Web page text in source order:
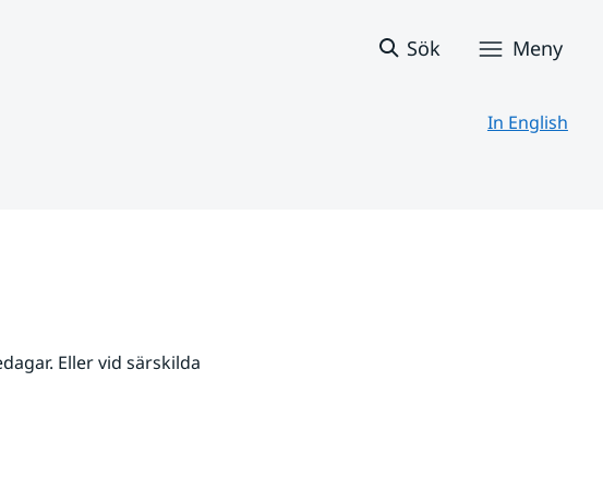
Sök Meny
In English
Eller vid särskilda